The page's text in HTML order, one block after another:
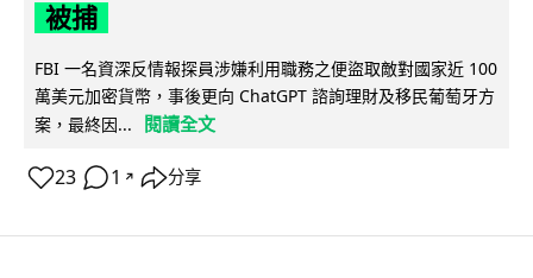
被捕
FBI 一名資深反情報探員涉嫌利用職務之便盜取敵對國家近 100
萬美元加密貨幣，事後更向 ChatGPT 諮詢理財及移民葡萄牙方
案，最終因...
閱讀全文
23 1 ↗ 分享